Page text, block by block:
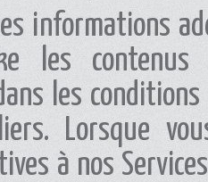
informations
les contenus
les
Lorsque
à nos